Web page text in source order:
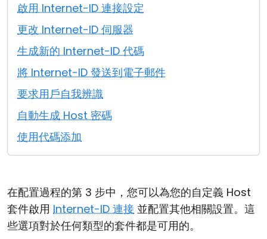
啟用 Internet-ID 連接設定
更改 Internet-ID 伺服器
生成新的 Internet-ID 代碼
將 Internet-ID 發送到電子郵件
要求用戶自我辨識
自動生成 Host 密碼
使用代碼添加
在配置過程的第 3 步中，您可以為您的自定義 Host
套件啟用 Internet-ID 連接 並配置其他相關設置。這
些選項對於任何類型的套件都是可用的。
活動目錄支援
MSI 配置
雲端與內部部署